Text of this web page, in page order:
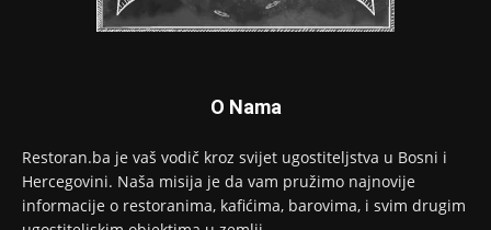
O Nama
Restoran.ba je vaš vodič kroz svijet ugostiteljstva u Bosni i
Hercegovini. Naša misija je da vam pružimo najnovije
informacije o restoranima, kafićima, barovima, i svim drugim